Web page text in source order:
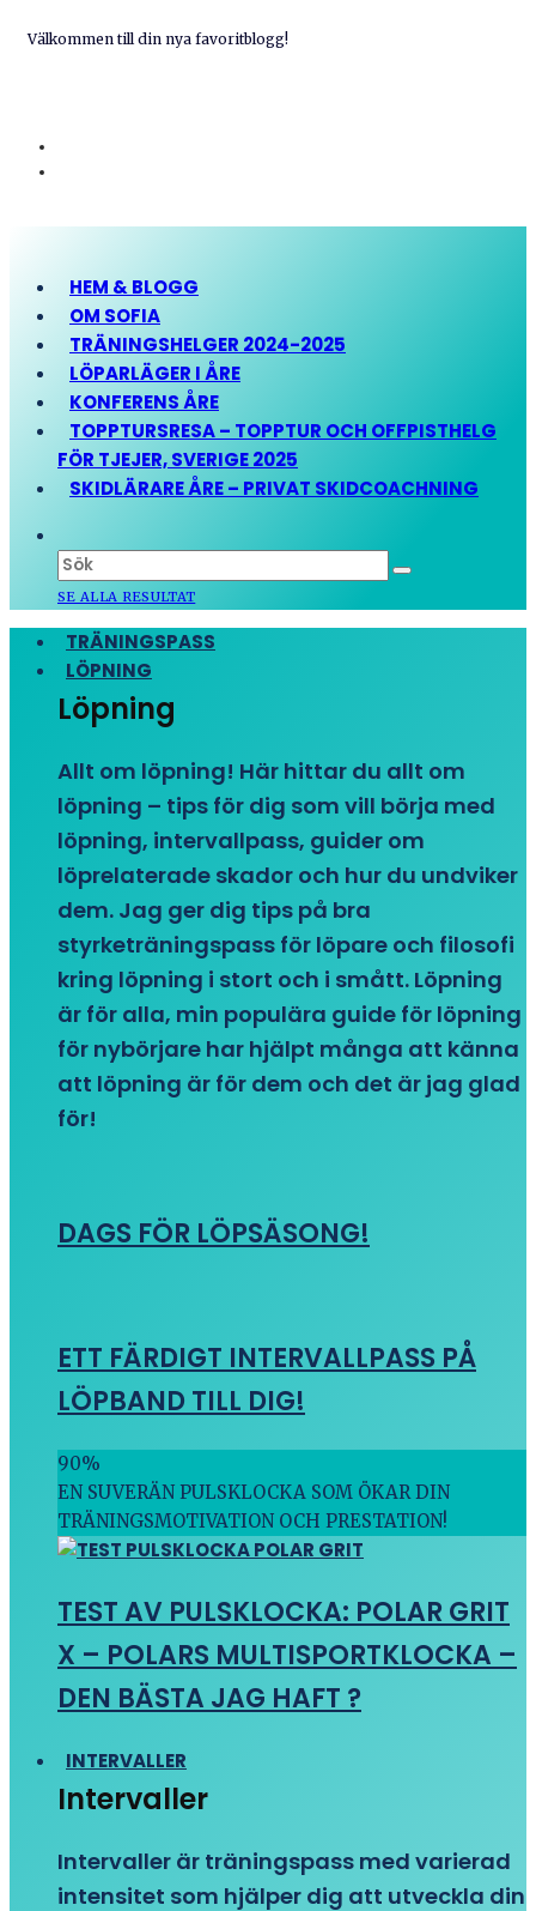
Välkommen till din nya favoritblogg!
HEM & BLOGG
OM SOFIA
TRÄNINGSHELGER 2024-2025
LÖPARLÄGER I ÅRE
KONFERENS ÅRE
TOPPTURSRESA – TOPPTUR OCH OFFPISTHELG
FÖR TJEJER, SVERIGE 2025
SKIDLÄRARE ÅRE – PRIVAT SKIDCOACHNING
SE ALLA RESULTAT
TRÄNINGSPASS
LÖPNING
Löpning
Allt om löpning! Här hittar du allt om
löpning – tips för dig som vill börja med
löpning, intervallpass, guider om
löprelaterade skador och hur du undviker
dem. Jag ger dig tips på bra
styrketräningspass för löpare och filosofi
kring löpning i stort och i smått. Löpning
är för alla, min populära guide för löpning
för nybörjare har hjälpt många att känna
att löpning är för dem och det är jag glad
för!
DAGS FÖR LÖPSÄSONG!
ETT FÄRDIGT INTERVALLPASS PÅ
LÖPBAND TILL DIG!
90%
EN SUVERÄN PULSKLOCKA SOM ÖKAR DIN
TRÄNINGSMOTIVATION OCH PRESTATION!
TEST AV PULSKLOCKA: POLAR GRIT
X – POLARS MULTISPORTKLOCKA –
DEN BÄSTA JAG HAFT ?
INTERVALLER
Intervaller
Intervaller är träningspass med varierad
intensitet som hjälper dig att utveckla din